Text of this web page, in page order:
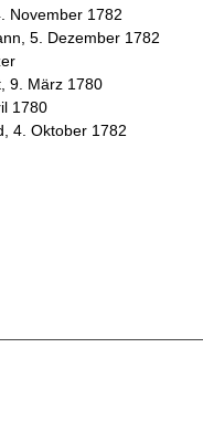
November 1782
5. Dezember 1782
9. März 1780
1780
4. Oktober 1782